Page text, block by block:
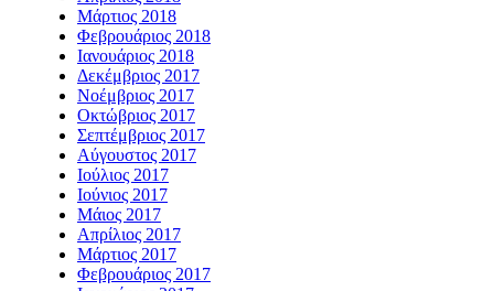
Μάρτιος 2018
Φεβρουάριος 2018
Ιανουάριος 2018
Δεκέμβριος 2017
Νοέμβριος 2017
Οκτώβριος 2017
Σεπτέμβριος 2017
Αύγουστος 2017
Ιούλιος 2017
Ιούνιος 2017
Μάιος 2017
Απρίλιος 2017
Μάρτιος 2017
Φεβρουάριος 2017